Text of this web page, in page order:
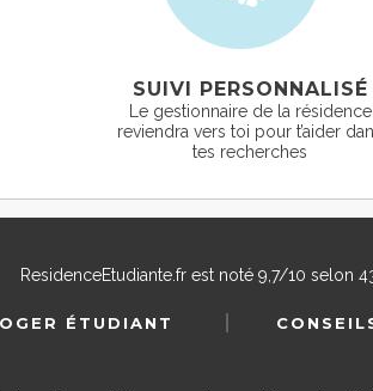
SUIVI PERSONNALISÉ
Le gestionnaire de la résidence
reviendra vers toi pour t’aider
tes recherches
ResidenceEtudiante.frest noté 9,7/10 selon
ÉTUDIANT